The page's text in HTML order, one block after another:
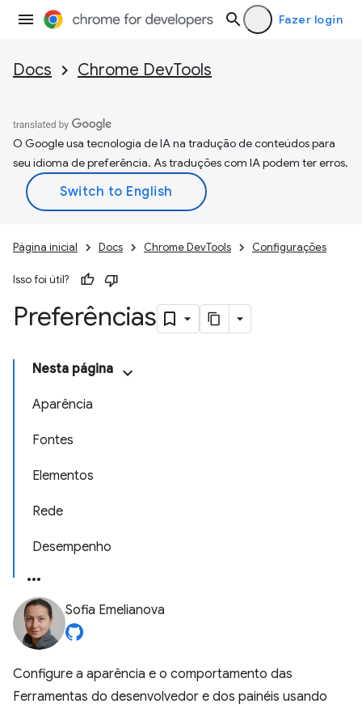
Fazer login
Docs Chrome DevTools
O Google usa tecnologia de IA na tradução de conteúdos para
seu idioma de preferência. As traduções com IA podem ter erros.
Página inicial Docs Chrome DevTools Configurações
Isso foi útil?
Preferências
Nesta página
Aparência
Fontes
Elementos
Rede
Desempenho
Sofia Emelianova
Configure a aparência e o comportamento das
Ferramentas do desenvolvedor e dos painéis usando